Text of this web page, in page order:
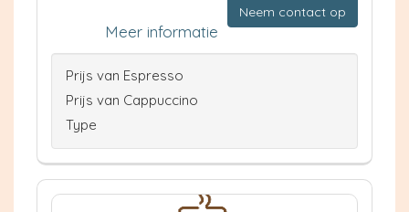
Neem contact op
Meer informatie
Prijs van Espresso
Prijs van Cappuccino
Type